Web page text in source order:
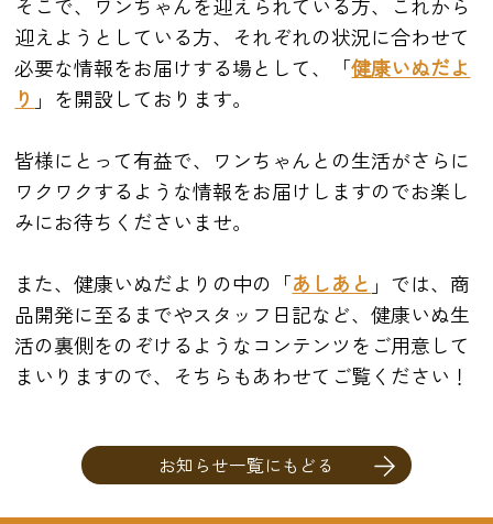
迎えようとしている方、それぞれの状況に合わせて
必要な情報をお届けする場として、「健康いぬだよ
り 」を開設しております。
皆様にとって有益で、ワンちゃんとの生活がさらに
ワクワクするような情報をお届けしますのでお楽し
みにお待ちくださいませ。
また、健康いぬだよりの中の「あしあと 」では、商
品開発に至るまでやスタッフ日記など、健康いぬ生
活の裏側をのぞけるようなコンテンツをご用意して
まいりますので、そちらもあわせてご覧ください！
お知らせ一覧にもどる